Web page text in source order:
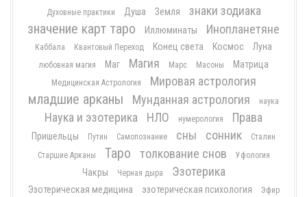
Духовные практики
Душа Земля знаки зодиака
значение карт таро Иллюминаты Инопланетяне
Каббала Квантовый Переход Конец света Космос Луна
любовная магия Маг Магия Марс Масоны Матрица
Медицинская Астрология Мировая астрология
младшие арканы Мунданная астрология наука
Наука и эзотерика НЛО нумерология Права
Пришельцы Путин Самопознание сны сонник
Сталин
Старшие Арканы
Таро толкование снов Уфология
Чакры Черная дыра Эзотерика
Эзотерическая медицина эзотерическая психология Эфир